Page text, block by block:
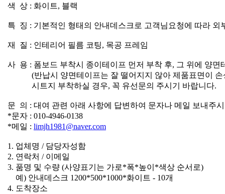
색 상 : 화이트, 블랙
특 징 : 기본적인 형태의 안내데스크로 고객님요청에 따라
재 질 : 인테리어 필름 코팅, 목공 프레임
사 용 : 폼보드 부착시 종이테이프 먼저 부착 후, 그 위에 양면
(반납시 양면테이프는 잘 떨어지지 않아 제품표면이 손
시트지 부착하실 경우, 꼭 유선문의 주시기 바랍니다.
문 의 : 대여 관련 아래 사항에 답변하여 문자나 메일 보내주
*문자 : 010-4946-0138
*메일 : limjh1981@naver.com
1. 업체명 / 담당자성함
2. 연락처 / 이메일
3. 품명 및 수량 (사양표기는 가로*폭*높이*색상 순서로)
예) 안내데스크 1200*500*1000*화이트 - 10개
4. 도착장소